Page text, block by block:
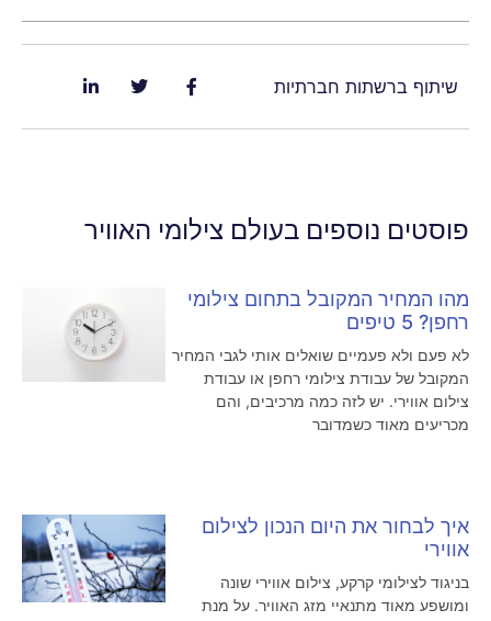
שיתוף ברשתות חברתיות
פוסטים נוספים בעולם צילומי האוויר
מהו המחיר המקובל בתחום צילומי
רחפן? 5 טיפים
לא פעם ולא פעמיים שואלים אותי לגבי המחיר
המקובל של עבודת צילומי רחפן או עבודת
צילום אווירי. יש לזה כמה מרכיבים, והם
מכריעים מאוד כשמדובר
איך לבחור את היום הנכון לצילום
אווירי
בניגוד לצילומי קרקע, צילום אווירי שונה
ומושפע מאוד מתנאיי מזג האוויר. על מנת